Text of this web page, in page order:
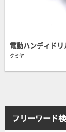
電動ハンディドリ
タミヤ
フリーワード